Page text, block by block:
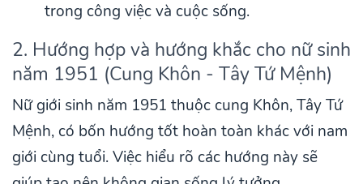
trong công việc và cuộc sống.
2. Hướng hợp và hướng khắc cho nữ sinh
năm 1951 (Cung Khôn - Tây Tứ Mệnh)
Nữ giới sinh năm 1951 thuộc cung Khôn, Tây Tứ
Mệnh, có bốn hướng tốt hoàn toàn khác với nam
giới cùng tuổi. Việc hiểu rõ các hướng này sẽ